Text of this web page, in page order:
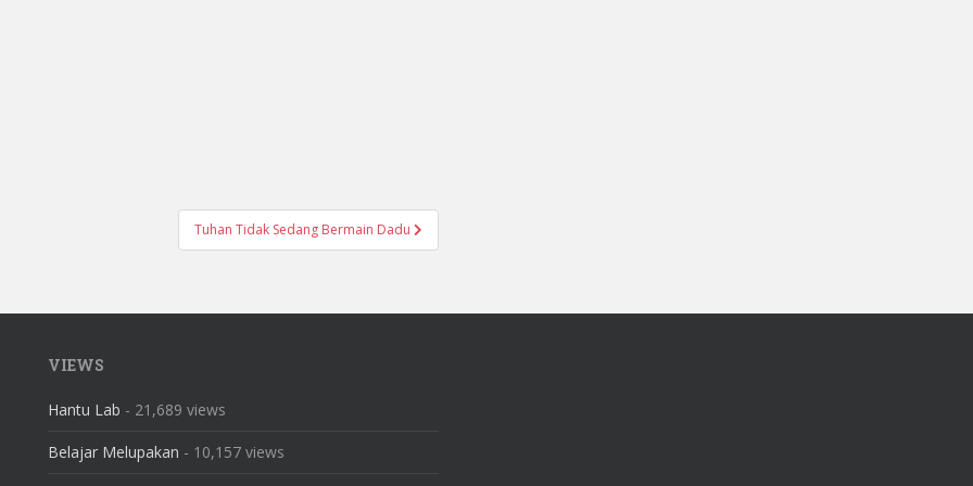
Tuhan Tidak Sedang Bermain Dadu
VIEWS
Hantu Lab - 21,689 views
Belajar Melupakan - 10,157 views